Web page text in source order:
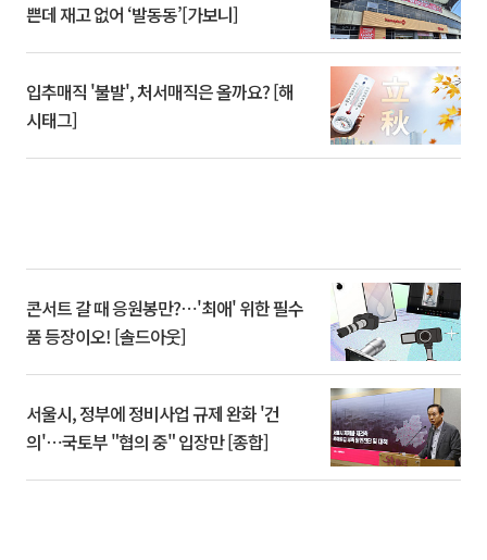
쁜데 재고 없어 ‘발동동’[가보니]
입추매직 '불발', 처서매직은 올까요? [해
시태그]
콘서트 갈 때 응원봉만?⋯'최애' 위한 필수
품 등장이오! [솔드아웃]
서울시, 정부에 정비사업 규제 완화 '건
의'⋯국토부 "협의 중" 입장만 [종합]